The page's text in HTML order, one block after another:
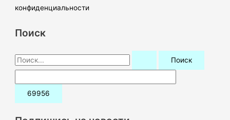
конфиденциальности
Поиск
П
о
и